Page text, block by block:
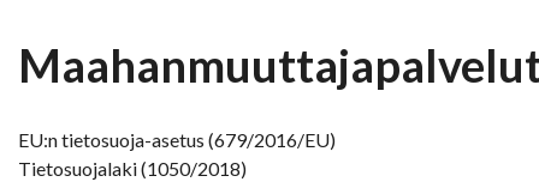
EU:n tietosuoja-asetus (679/2016/EU)
Tietosuojalaki (1050/2018)